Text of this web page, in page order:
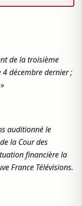
de la troisième
4 décembre dernier ;
auditionné le
la Cour des
financière la
France Télévisions.